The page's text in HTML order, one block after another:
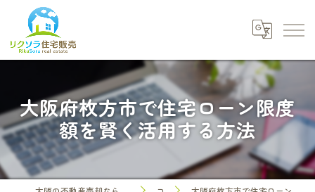
大阪府枚方市で住宅ローン限度
額を賢く活用する方法